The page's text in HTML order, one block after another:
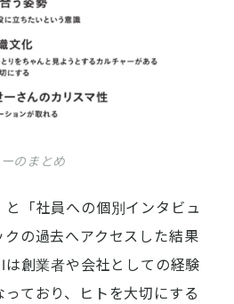
のまとめ
と「社員への個別インタビュ
の過去へアクセスした結果
は創業者や会社としての経験
ており、ヒトを大切にする